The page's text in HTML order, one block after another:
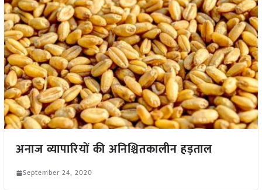
अनाज व्यापारियों की अनिश्चितकालीन हड़ताल
September 24, 2020